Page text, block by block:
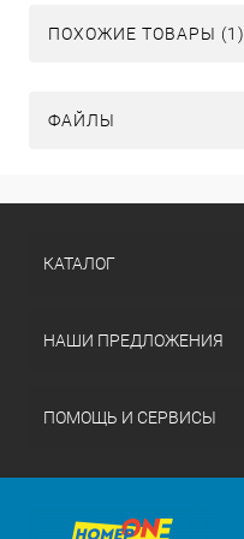
ПОХОЖИЕ ТОВАРЫ (1)
ФАЙЛЫ
КАТАЛОГ
НАШИ ПРЕДЛОЖЕНИЯ
ПОМОЩЬ И СЕРВИСЫ